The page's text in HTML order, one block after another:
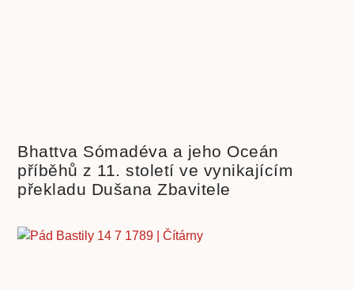
Bhattva Sómadéva a jeho Oceán
příběhů z 11. století ve vynikajícím
překladu Dušana Zbavitele